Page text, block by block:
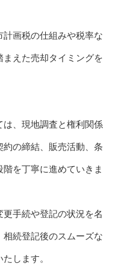
計画税の仕組みや税率な
えた売却タイミングを
、現地調査と権利関係
の締結、販売活動、条
を丁寧に進めていきま
手続や登記の状況を名
続登記後のスムーズな
します。